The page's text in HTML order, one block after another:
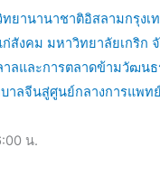
ยานานาชาติอิสลามกรุงเ
สังคม มหาวิทยาลัยเกริก
าลและการตลาดข้ามวัฒน
าลจีนสู่ศูนย์กลางการแพท
น.